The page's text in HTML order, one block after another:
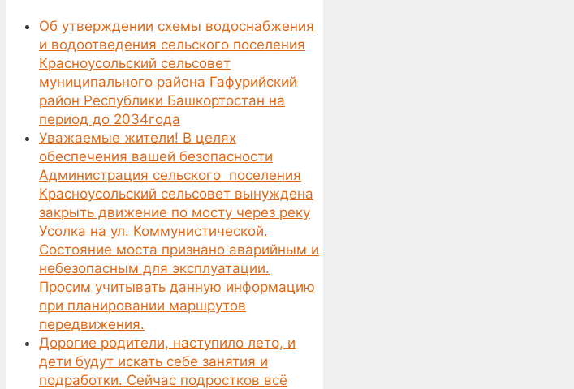
Об утверждении схемы водоснабжения
и водоотведения сельского поселения
Красноусольский сельсовет
муниципального района Гафурийский
район Республики Башкортостан на
период до 2034года
Уважаемые жители! В целях
обеспечения вашей безопасности
Администрация сельского поселения
Красноусольский сельсовет вынуждена
закрыть движение по мосту через реку
Усолка на ул. Коммунистической.
Состояние моста признано аварийным и
небезопасным для эксплуатации.
Просим учитывать данную информацию
при планировании маршрутов
передвижения.
Дорогие родители, наступило лето, и
дети будут искать себе занятия и
подработки. Сейчас подростков всё